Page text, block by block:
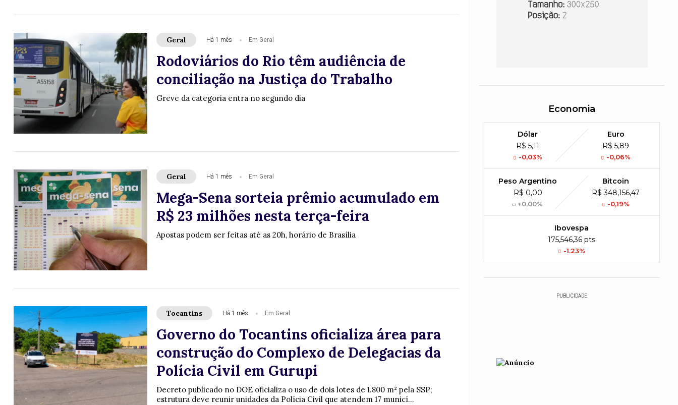
Geral Há 1 mês Em Geral
Rodoviários do Rio têm audiência de
conciliação na Justiça do Trabalho
Greve da categoria entra no segundo dia
Geral Há 1 mês Em Geral
Mega-Sena sorteia prêmio acumulado em
R$ 23 milhões nesta terça-feira
Apostas podem ser feitas até as 20h, horário de Brasília
Tocantins Há 1 mês Em Geral
Governo do Tocantins oficializa área para
construção do Complexo de Delegacias da
Polícia Civil em Gurupi
Decreto publicado no DOE oficializa o uso de dois lotes de 1.800 m² pela SSP;
estrutura deve reunir unidades da Polícia Civil que atendem 17 municí...
Economia
Dólar
R$ 5,11
-0,03%
Euro
R$ 5,89
-0,06%
Peso Argentino
R$ 0,00
+0,00%
Bitcoin
R$ 348,156,47
-0,19%
Ibovespa
175,546,36 pts
-1.23%
PUBLICIDADE